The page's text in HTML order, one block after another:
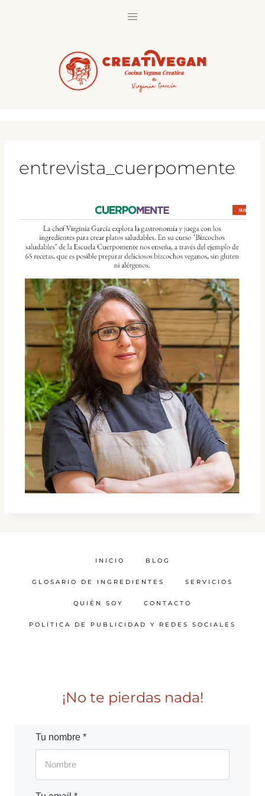
entrevista_cuerpomente
INICIO BLOG
GLOSARIO DE INGREDIENTES SERVICIOS
QUIÉN SOY CONTACTO
POLÍTICA DE PUBLICIDAD Y REDES SOCIALES
¡No te pierdas nada!
Tu nombre *